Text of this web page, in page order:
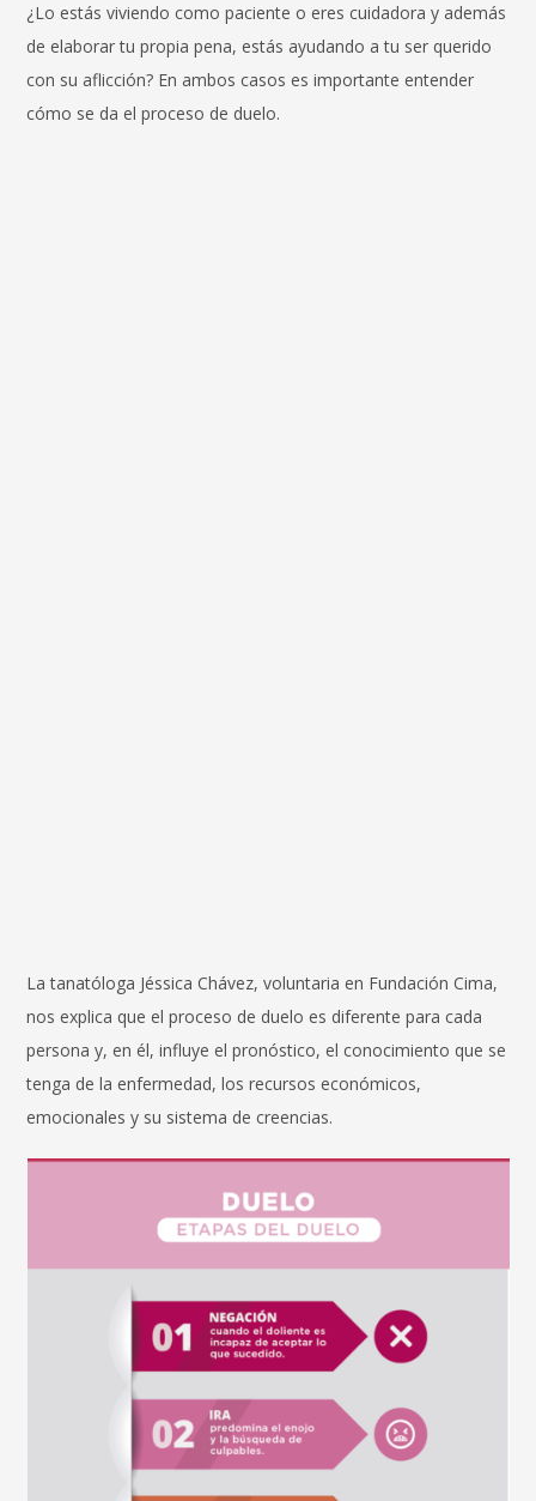
¿Lo estás viviendo como paciente o eres cuidadora y además
de elaborar tu propia pena, estás ayudando a tu ser querido
con su aflicción? En ambos casos es importante entender
cómo se da el proceso de duelo.
La tanatóloga Jéssica Chávez, voluntaria en Fundación Cima,
nos explica que el proceso de duelo es diferente para cada
persona y, en él, influye el pronóstico, el conocimiento que se
tenga de la enfermedad, los recursos económicos,
emocionales y su sistema de creencias.